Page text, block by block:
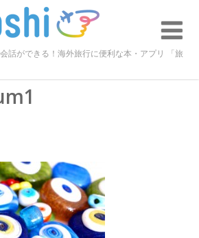
話ができる！海外旅行に便利な本・アプリ 「旅